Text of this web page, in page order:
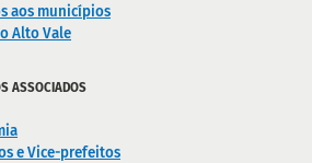
aos municípios
Alto Vale
ASSOCIADOS
e Vice-prefeitos